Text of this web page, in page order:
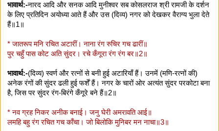
भावार्थ:-नारद आदि और सनक आदि मुनीश्वर सब कोसलराज श्री रामजी के दर्शन
के लिए प्रतिदिन अयोध्या आते हैं और उस (दिव्य) नगर को देखकर वैराग्य भुला देते
हैं॥1॥
* जातरूप मनि रचित अटारीं। नाना रंग रुचिर गच ढारीं॥
पुर चहुँ पास कोट अति सुंदर। रचे कँगूरा रंग रंग बर॥2॥
भावार्थ:-(दिव्य) स्वर्ण और रत्नों से बनी हुई अटारियाँ हैं। उनमें (मणि-रत्नों की)
अनेक रंगों की सुंदर ढली हुई फर्शें हैं। नगर के चारों ओर अत्यंत सुंदर परकोटा बना
है, जिस पर सुंदर रंग-बिरंगे कँगूरे बने हैं॥2॥
* नव ग्रह निकर अनीक बनाई। जनु घेरी अमरावति आई॥
लमहि बहु रंग रचित गच काँचा। जो बिलोकि मुनिबर मन नाचा॥3॥